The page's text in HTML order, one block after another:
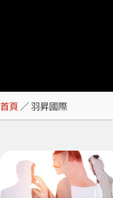
羽昇國際
首頁 ／羽昇國際